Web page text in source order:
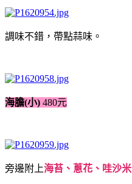
調味不錯，帶點蒜味。
海膽(小) 480元
旁邊附上海苔、蔥花、哇沙米